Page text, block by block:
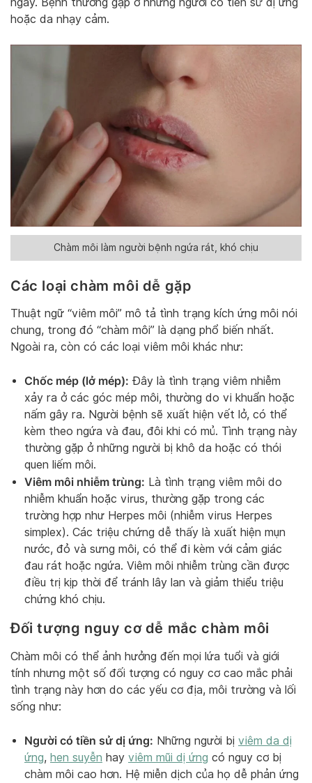
hoặc da nhạy cảm.
Chàm môi làm người bệnh ngứa rát, khó chịu
Các loại chàm môi dễ gặp
Thuật ngữ “viêm môi” mô tả tình trạng kích ứng môi nói
chung, trong đó “chàm môi” là dạng phổ biến nhất.
Ngoài ra, còn có các loại viêm môi khác như:
Chốc mép (lở mép): Đây là tình trạng viêm nhiễm
xảy ra ở các góc mép môi, thường do vi khuẩn hoặc
nấm gây ra. Người bệnh sẽ xuất hiện vết lở, có thể
kèm theo ngứa và đau, đôi khi có mủ. Tình trạng này
thường gặp ở những người bị khô da hoặc có thói
quen liếm môi.
Viêm môi nhiễm trùng: Là tình trạng viêm môi do
nhiễm khuẩn hoặc virus, thường gặp trong các
trường hợp như Herpes môi (nhiễm virus Herpes
simplex). Các triệu chứng dễ thấy là xuất hiện mụn
nước, đỏ và sưng môi, có thể đi kèm với cảm giác
đau rát hoặc ngứa. Viêm môi nhiễm trùng cần được
điều trị kịp thời để tránh lây lan và giảm thiểu triệu
chứng khó chịu.
Đối tượng nguy cơ dễ mắc chàm môi
Chàm môi có thể ảnh hưởng đến mọi lứa tuổi và giới
tính nhưng một số đối tượng có nguy cơ cao mắc phải
tình trạng này hơn do các yếu cơ địa, môi trường và lối
sống như:
Người có tiền sử dị ứng: Những người bị viêm da dị
ứng, hen suyễn hay viêm mũi dị ứng có nguy cơ bị
chàm môi cao hơn. Hệ miễn dịch của họ dễ phản ứng